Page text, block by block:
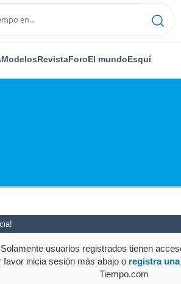
ModelosRevistaForoEl mundoEsquí
Solamente usuarios registrados tienen
favor inicia sesión más abajo o registra
Tiempo.com